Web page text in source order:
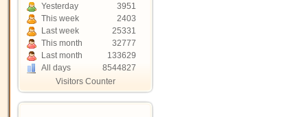
Yesterday
3951
This week
2403
Last week
25331
This month
32777
Last month
133629
All days
8544827
Visitors Counter